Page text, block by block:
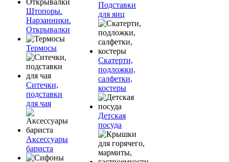
Штопоры.
Нарзанники.
Открывалки
Термосы
Ситечки,
подставки
для чая
Аксессуары
бариста
Подставки
для яиц
Скатерти,
подложки,
салфетки,
костеры
Детская
посуда